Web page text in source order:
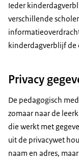
Ieder
verschillende
kinderdagverblijf de
Privacy
De pedagogisch
zomaar naar de
die werkt met
uit de privacywet
naam en adres,